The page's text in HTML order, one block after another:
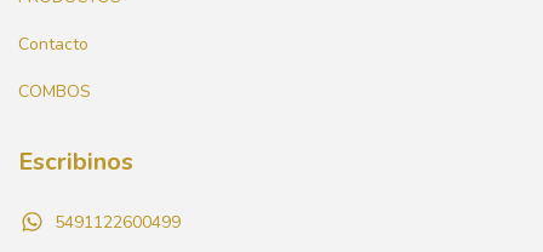
Contacto
COMBOS
Escribinos
5491122600499